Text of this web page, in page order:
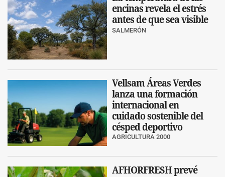
encinas revela el estrés
antes de que sea visible
SALMERÓN
Vellsam Áreas Verdes
lanza una formación
internacional en
cuidado sostenible del
césped deportivo
AGRICULTURA 2000
AFHORFRESH prevé